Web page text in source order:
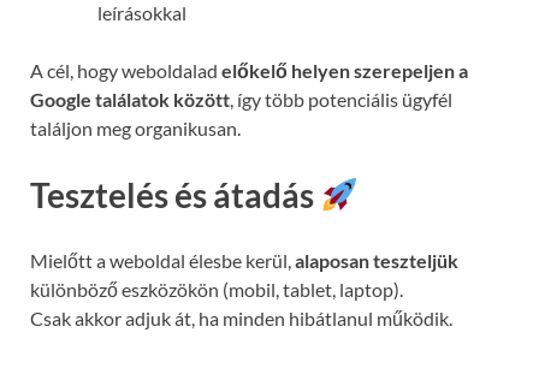
leírásokkal
A cél, hogy weboldalad előkelő helyen szerepeljen a
Google találatok között, így több potenciális ügyfél
találjon meg organikusan.
Tesztelés és átadás
Mielőtt a weboldal élesbe kerül,alaposan teszteljük
különböző eszközökön (mobil, tablet, laptop).
Csak akkor adjuk át, ha minden hibátlanul működik.